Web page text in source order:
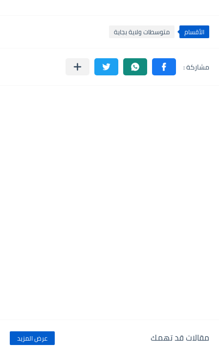
الأقسام متوسطات ولاية بجاية
مقالات قد تهمك عرض المزيد